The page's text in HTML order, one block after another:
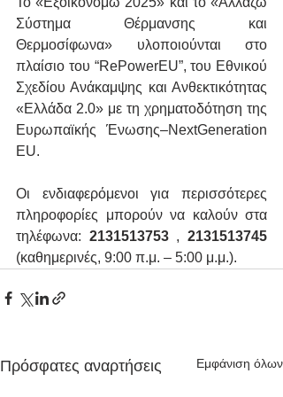
Σύστημα Θέρμανσης και
Θερμοσίφωνα» υλοποιούνται στο
πλαίσιο του “RePowerEU”, του Εθνικού
Σχεδίου Ανάκαμψης και Ανθεκτικότητας
«Ελλάδα 2.0» με τη χρηματοδότηση της
Ευρωπαϊκής Ένωσης–NextGeneration
EU.
Οι ενδιαφερόμενοι για περισσότερες
πληροφορίες μπορούν να καλούν στα
τηλέφωνα: 2131513753 ,
(καθημερινές, 9:00 π.μ. – 5:00 μ.μ.).
Πρόσφατες αναρτήσεις Εμφάνιση όλων